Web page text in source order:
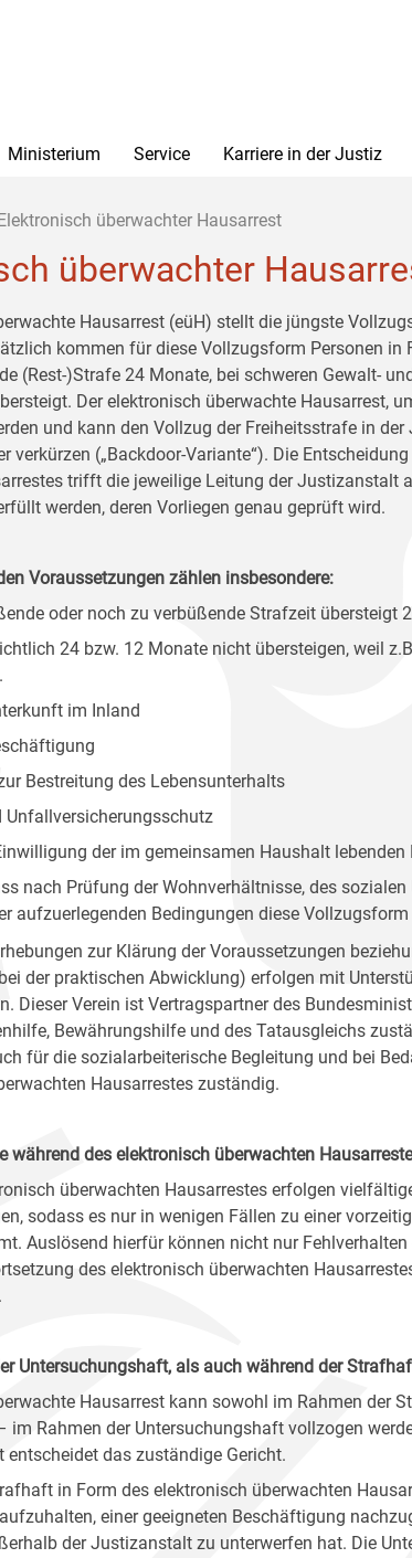
Ministerium Service Karriere in der Justiz
überwachter Hausarrest
überwachter
Hausarrest (eüH) stellt die jüngste
kommen für diese Vollzugsform Personen in
(Rest-)Strafe 24 Monate, bei schweren Gewalt-
Der elektronisch überwachte Hausarrest,
und kann den Vollzug der Freiheitsstrafe in
verkürzen („Backdoor-Variante“). Die
trifft die jeweilige Leitung der Justizanstalt
werden, deren Vorliegen genau geprüft wird.
Voraussetzungen zählen insbesondere:
oder noch zu verbüßende Strafzeit übersteigt
24 bzw. 12 Monate nicht übersteigen, weil
im Inland
Bestreitung des Lebensunterhalts
Unfallversicherungsschutz
der im gemeinsamen Haushalt lebenden
nach Prüfung der Wohnverhältnisse, des
aufzuerlegenden Bedingungen diese
zur Klärung der Voraussetzungen
der praktischen Abwicklung) erfolgen mit
Dieser Verein ist Vertragspartner des
Bewährungshilfe und des Tatausgleichs
für die sozialarbeiterische Begleitung und bei
Hausarrestes zuständig.
während des elektronisch überwachten
überwachten Hausarrestes erfolgen
sodass es nur in wenigen Fällen zu einer
Auslösend hierfür können nicht nur
des elektronisch überwachten
Untersuchungshaft, als auch während der
Hausarrest kann sowohl im Rahmen der
im Rahmen der Untersuchungshaft vollzogen
entscheidet das zuständige Gericht.
in Form des elektronisch überwachten
einer geeigneten Beschäftigung
der Justizanstalt zu unterwerfen hat. Die